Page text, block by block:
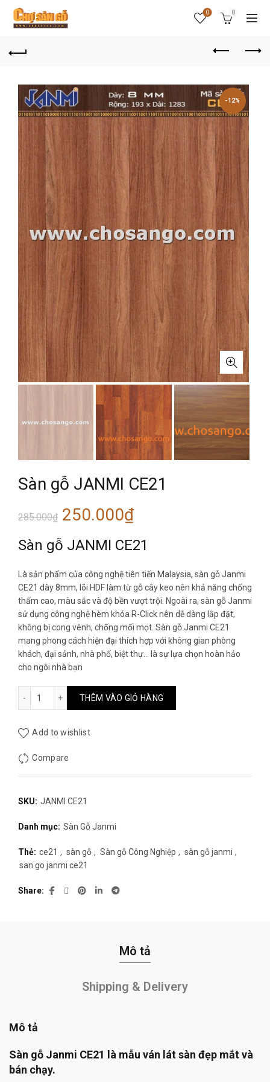
0 0
-12%
Sàn gỗ JANMI CE21
285.000₫ Giá
gốc
là:
285.000₫.
250.000₫Giá
hiện
tại
là:
250.000₫.
Sàn gỗ JANMI CE21
Là sản phẩm của công nghệ tiên tiến Malaysia, sàn gỗ Janmi
CE21 dày 8mm, lõi HDF làm từ gỗ cây keo nên khả năng chống
thấm cao, màu sắc và độ bền vượt trội. Ngoài ra, sàn gỗ Janmi
sử dụng công nghệ hèm khóa R-Click nên dễ dàng lắp đặt,
không bị cong vênh, chống mối mọt. Sàn gỗ Janmi CE21
mang phong cách hiện đại thích hợp với không gian phòng
khách, đại sảnh, nhà phố, biệt thự… là sự lựa chọn hoàn hảo
cho ngôi nhà bạn
Sàn gỗ JANMI CE21 số lượng
THÊM VÀO GIỎ HÀNG
Add to wishlist
Compare
SKU: JANMI CE21
Danh mục: Sàn Gỗ Janmi
Thẻ: ce21 , sàn gỗ , Sàn gỗ Công Nghiệp , sàn gỗ janmi ,
san go janmi ce21
Share
Mô tả
Shipping & Delivery
Mô tả
Sàn gỗ Janmi CE21 là mẫu ván lát sàn đẹp mắt và
bán chạy.